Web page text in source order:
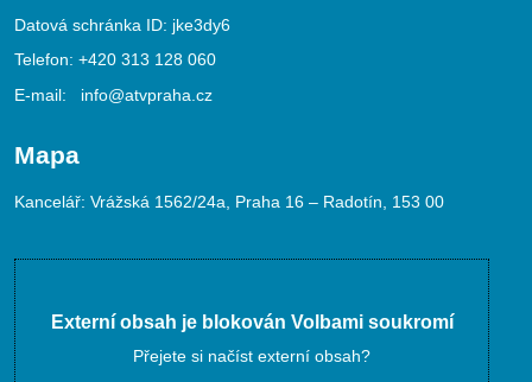
Datová schránka ID: jke3dy6
Telefon: +420 313 128 060
E-mail: info@atvpraha.cz
Mapa
Kancelář: Vrážská 1562/24a, Praha 16 – Radotín, 153 00
Externí obsah je blokován Volbami soukromí
Přejete si načíst externí obsah?